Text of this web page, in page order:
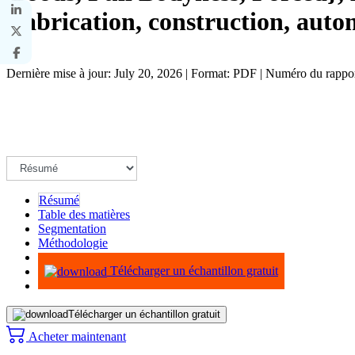
(fabrication, construction,
Dernière mise à jour: July 20, 2026 | Format: PDF | Numéro du
Résumé
Table des matières
Segmentation
Méthodologie
Infographie
Télécharger un échantillon gratuit
Télécharger un échantillon gratuit
Acheter maintenant